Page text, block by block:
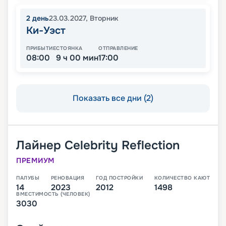
2 день23.03.2027, Вторник
Ки-Уэст
ПРИБЫТИЕ
08:00
СТОЯНКА
9 ч 00 мин
ОТПРАВЛЕНИЕ
17:00
Показать все дни (2)
Лайнер Celebrity Reflection
ПРЕМИУМ
ПАЛУБЫ
14
РЕНОВАЦИЯ
2023
ГОД ПОСТРОЙКИ
2012
КОЛИЧЕСТВО КАЮТ
1498
ВМЕСТИМОСТЬ (ЧЕЛОВЕК)
3030